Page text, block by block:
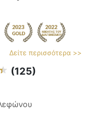
Δείτε περισσότερα >>
(125)